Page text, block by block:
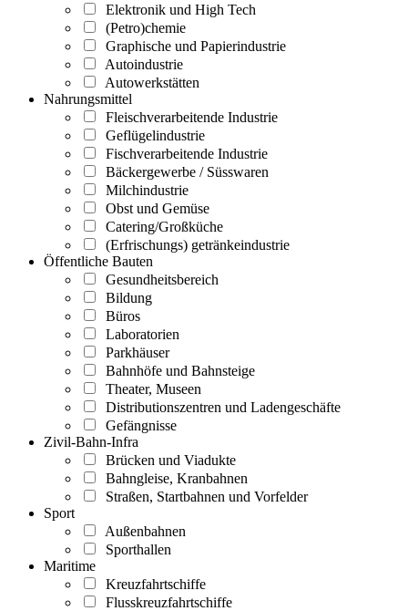
Elektronik und High Tech
(Petro)chemie
Graphische und Papierindustrie
Autoindustrie
Autowerkstätten
Nahrungsmittel
Fleischverarbeitende Industrie
Geflügelindustrie
Fischverarbeitende Industrie
Bäckergewerbe / Süsswaren
Milchindustrie
Obst und Gemüse
Catering/Großküche
(Erfrischungs) getränkeindustrie
Öffentliche Bauten
Gesundheitsbereich
Bildung
Büros
Laboratorien
Parkhäuser
Bahnhöfe und Bahnsteige
Theater, Museen
Distributionszentren und Ladengeschäfte
Gefängnisse
Zivil-Bahn-Infra
Brücken und Viadukte
Bahngleise, Kranbahnen
Straßen, Startbahnen und Vorfelder
Sport
Außenbahnen
Sporthallen
Maritime
Kreuzfahrtschiffe
Flusskreuzfahrtschiffe